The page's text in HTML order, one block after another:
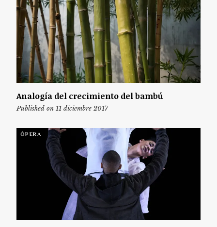
Analogía del crecimiento del bambú
Published on 11 diciembre 2017
ÓPERA